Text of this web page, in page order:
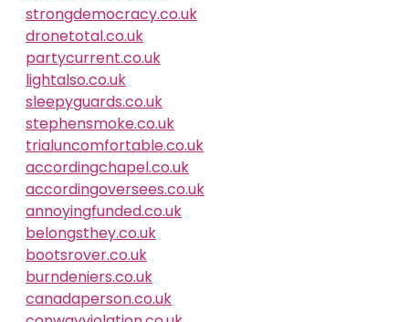
strongdemocracy.co.uk
dronetotal.co.uk
partycurrent.co.uk
lightalso.co.uk
sleepyguards.co.uk
stephensmoke.co.uk
trialuncomfortable.co.uk
accordingchapel.co.uk
accordingoversees.co.uk
annoyingfunded.co.uk
belongsthey.co.uk
bootsrover.co.uk
burndeniers.co.uk
canadaperson.co.uk